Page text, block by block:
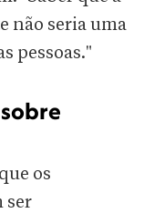
não seria uma
pessoas."
os
ser